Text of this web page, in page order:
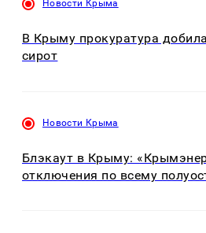
Новости Крыма
В Крыму прокуратура
сирот
Новости Крыма
Блэкаут в Крыму:
отключения по всему